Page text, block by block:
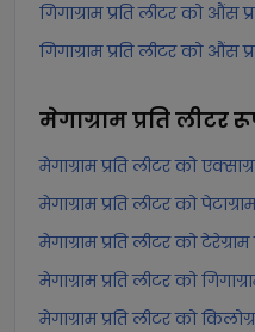
गिगाग्राम प्रति लीटर को औंस
गिगाग्राम प्रति लीटर को औंस
मेगाग्राम प्रति लीटर
मेगाग्राम प्रति लीटर को
मेगाग्राम प्रति लीटर को
मेगाग्राम प्रति लीटर को
मेगाग्राम प्रति लीटर को
मेगाग्राम प्रति लीटर को